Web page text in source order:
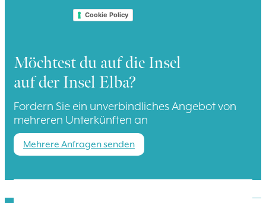
Cookie Policy
Möchtest du auf die Insel
auf der Insel Elba?
Fordern Sie ein unverbindliches Angebot von
mehreren Unterkünften an
Mehrere Anfragen senden